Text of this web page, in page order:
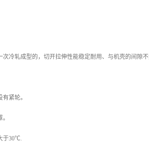
次冷轧成型的，切开拉伸性能稳定耐用、与机壳的间隙
紧轮。
于30℃.